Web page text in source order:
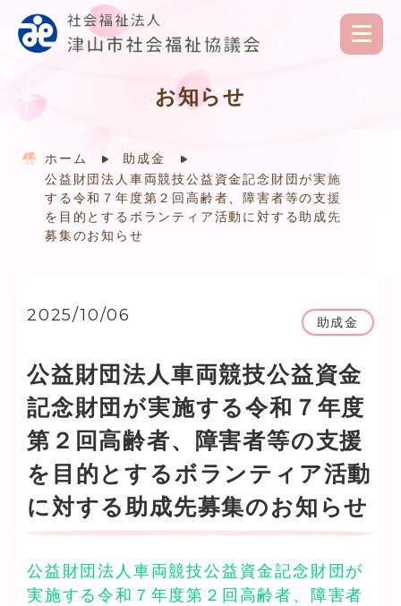
お知らせ
ホーム
助成金
公益財団法人車両競技公益資金記念財団が実施
する令和７年度第２回高齢者、障害者等の支援
を目的とするボランティア活動に対する助成先
募集のお知らせ
2025/10/06 助成金
公益財団法人車両競技公益資金
記念財団が実施する令和７年度
第２回高齢者、障害者等の支援
を目的とするボランティア活動
に対する助成先募集のお知らせ
公益財団法人車両競技公益資金記念財団が
実施する令和７年度第２回高齢者、障害者